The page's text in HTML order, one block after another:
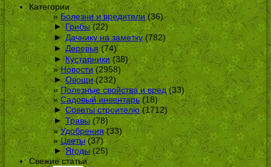
Категории
Болезни и вредители(36)
► Грибы(22)
► Дачнику на заметку(782)
► Деревья(74)
► Кустарники(38)
Новости(2958)
► Овощи(232)
Полезные свойства и вред(33)
Садовый инвентарь(18)
► Советы строителю(1712)
► Травы(78)
Удобрения(33)
Цветы(37)
► Ягоды(25)
Свежие статьи